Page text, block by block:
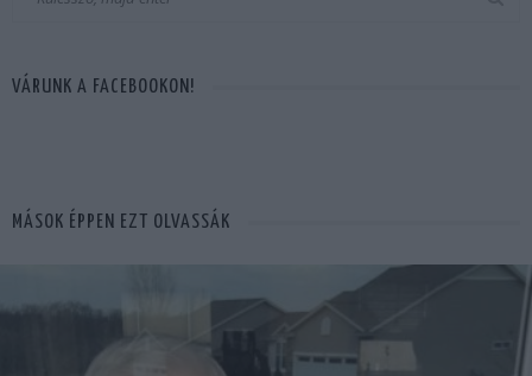
VÁRUNK A FACEBOOKON!
MÁSOK ÉPPEN EZT OLVASSÁK